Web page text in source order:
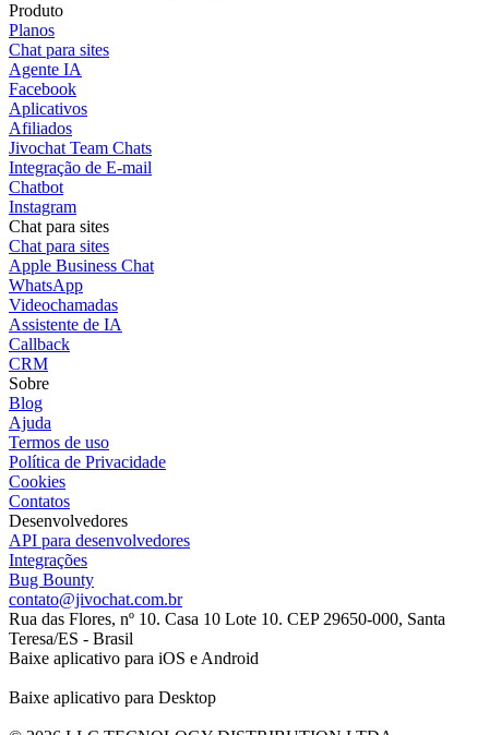
Produto
Planos
Chat para sites
Agente IA
Facebook
Aplicativos
Afiliados
Jivochat Team Chats
Integração de E-mail
Chatbot
Instagram
Chat para sites
Chat para sites
Apple Business Chat
WhatsApp
Videochamadas
Assistente de IA
Callback
CRM
Sobre
Blog
Ajuda
Termos de uso
Política de Privacidade
Cookies
Contatos
Desenvolvedores
API para desenvolvedores
Integrações
Bug Bounty
contato@jivochat.com.br
Rua das Flores, nº 10. Casa 10 Lote 10. CEP 29650-000, Santa
Teresa/ES - Brasil
Baixe aplicativo para iOS e Android
Baixe aplicativo para Desktop